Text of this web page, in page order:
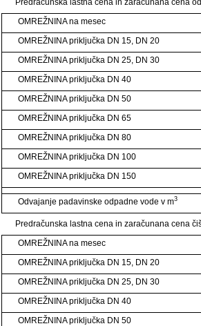
Predračunska lastna cena in zaračunana cena
OMREŽNINA na mesec
OMREŽNINA priključka DN 15, DN 20
OMREŽNINA priključka DN 25, DN 30
OMREŽNINA priključka DN 40
OMREŽNINA priključka DN 50
OMREŽNINA priključka DN 65
OMREŽNINA priključka DN 80
OMREŽNINA priključka DN 100
OMREŽNINA priključka DN 150
Odvajanje padavinske odpadne vode v m3
Predračunska lastna cena in zaračunana cena
OMREŽNINA na mesec
OMREŽNINA priključka DN 15, DN 20
OMREŽNINA priključka DN 25, DN 30
OMREŽNINA priključka DN 40
OMREŽNINA priključka DN 50